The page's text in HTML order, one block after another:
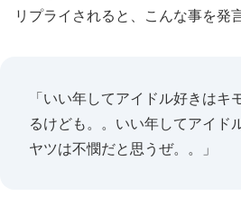
リプライされると、こんな事を発
「いい年してアイドル好きはキ
るけども。。いい年してアイド
ヤツは不憫だと思うぜ。。」